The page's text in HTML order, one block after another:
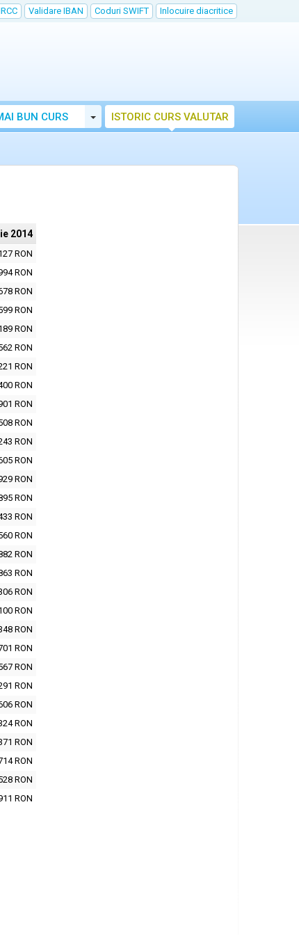
Validare IBAN Coduri SWIFT Inlocuire diacritice
BUN CURS Toggle Dropdown
ISTORIC CURS VALUTAR
2014
RON
RON
RON
RON
RON
RON
RON
RON
RON
RON
RON
RON
RON
RON
RON
RON
RON
RON
RON
RON
RON
RON
RON
RON
RON
RON
RON
RON
RON
RON